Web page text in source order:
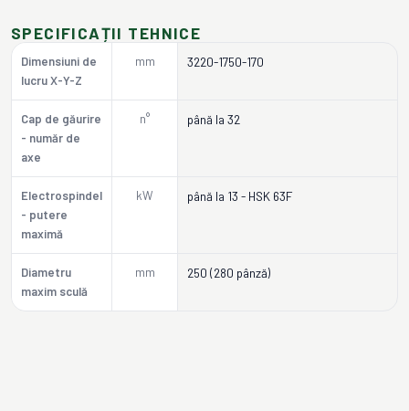
SPECIFICAȚII TEHNICE
Dimensiuni de
lucru X-Y-Z
mm 3220-1750-170
Cap de găurire
- număr de
axe
n° până la 32
Electrospindel
- putere
maximă
kW până la 13 - HSK 63F
Diametru
maxim sculă
mm 250 (280 pânză)